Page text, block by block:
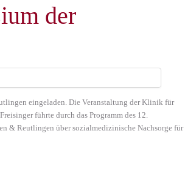
der
eingeladen. Die Veranstaltung der Klinik für
führte durch das Programm des 12.
& Reutlingen über sozialmedizinische Nachsorge für